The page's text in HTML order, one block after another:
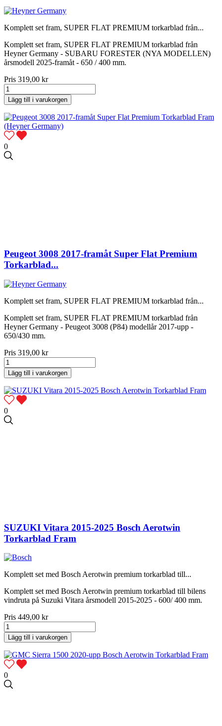
Komplett set fram, SUPER FLAT PREMIUM torkarblad från...
Komplett set fram, SUPER FLAT PREMIUM torkarblad från
Heyner Germany - SUBARU FORESTER (NYA MODELLEN)
årsmodell 2025-framåt - 650 / 400 mm.
Pris 319,00 kr
Lägg till i varukorgen
0
Peugeot 3008 2017-framåt Super Flat Premium
Torkarblad...
Komplett set fram, SUPER FLAT PREMIUM torkarblad från...
Komplett set fram, SUPER FLAT PREMIUM torkarblad från
Heyner Germany - Peugeot 3008 (P84) modellår 2017-upp -
650/430 mm.
Pris 319,00 kr
Lägg till i varukorgen
0
SUZUKI Vitara 2015-2025 Bosch Aerotwin
Torkarblad Fram
Komplett set med Bosch Aerotwin premium torkarblad till...
Komplett set med Bosch Aerotwin premium torkarblad till bilens
vindruta på Suzuki Vitara årsmodell 2015-2025 - 600/ 400 mm.
Pris 449,00 kr
Lägg till i varukorgen
0